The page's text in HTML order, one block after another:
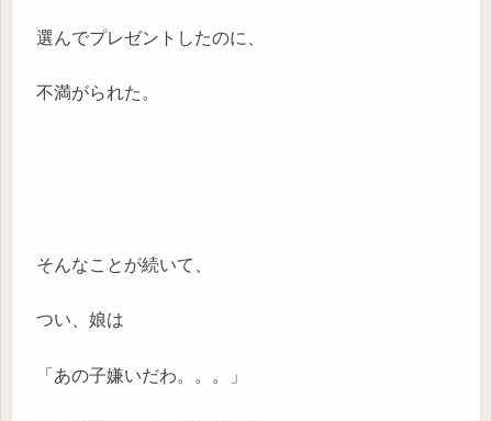
選んでプレゼントしたのに、
不満がられた。
そんなことが続いて、
つい、娘は
「あの子嫌いだわ。。。」